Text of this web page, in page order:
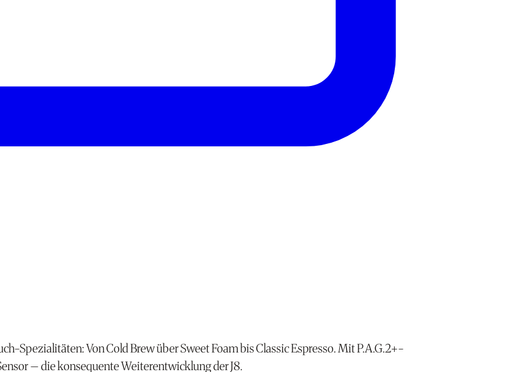
Spezialitäten: Von Cold Brew über Sweet Foam bis Classic Espresso. Mit P.A.G.2+-
– die konsequente Weiterentwicklung der J8.